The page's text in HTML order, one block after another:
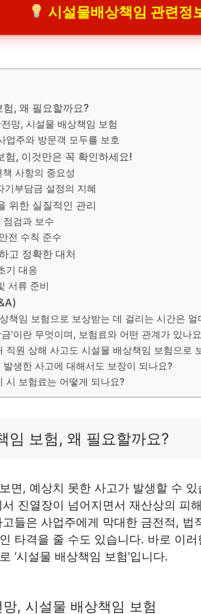
시설물배상책임 관련정
, 왜 필요할까요?
망, 시설물 배상책임 보험
업주와 방문객 모두를 보호
험, 이것만은 꼭 확인하세요!
사항의 중요성
기부담금 설정의 지혜
위한 실질적인 관리
점검과 보수
전 수칙 준수
고 정확한 대처
기 대응
서류 준비
책임 보험으로 보상받는 데 걸리는 시간은 얼
’이란 무엇이며, 보험료와 어떤 관계가 있나
직원 상해 사고도 시설물 배상책임 보험으로
생한 사고에 대해서도 보장이 되나요?
시 보험료는 어떻게 되나요?
임 보험, 왜 필요할까요?
면, 예상치 못한 사고가 발생할 수
진열장이 넘어지면서 재산상의 피
들은 사업주에게 막대한 금전적,
타격을 줄 수도 있습니다. 바로 이
‘시설물 배상책임 보험’입니다.
, 시설물 배상책임 보험